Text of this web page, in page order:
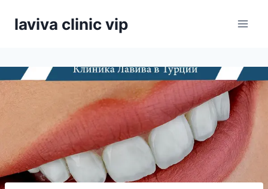
laviva clinic vip